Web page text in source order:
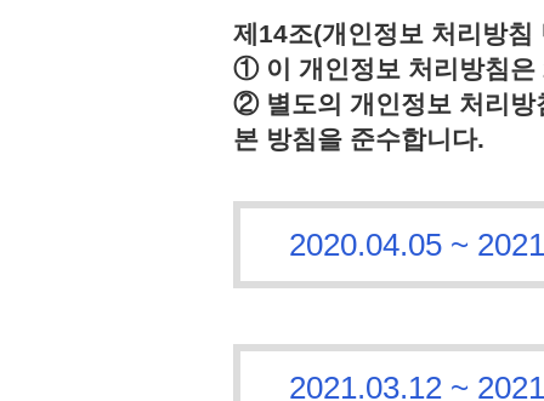
제14조(개인정보 처리방침
① 이 개인정보 처리방침은
② 별도의 개인정보 처리방
본 방침을 준수합니다.
2020.04.05 ~
2021.03.12 ~